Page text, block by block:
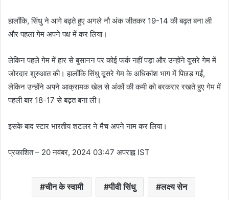
हालाँकि, सिंधु ने आगे बढ़ते हुए अगले नौ अंक जीतकर 19-14 की बढ़त बना ली
और पहला गेम अपने पक्ष में कर लिया।
लेकिन पहले गेम में हार से बुसानन पर कोई फर्क नहीं पड़ा और उन्होंने दूसरे गेम में
जोरदार शुरुआत की। हालाँकि सिंधु दूसरे गेम के अधिकांश भाग में पिछड़ गईं,
लेकिन उन्होंने अपने आक्रामक खेल से अंकों की कमी को बरकरार रखते हुए गेम में
पहली बार 18-17 से बढ़त बना ली।
इसके बाद स्टार भारतीय शटलर ने मैच अपने नाम कर लिया।
प्रकाशित– 20 नवंबर, 2024 03:47 अपराह्न IST
चीन के स्वामी पीवी सिंधु लक्ष्य सेन